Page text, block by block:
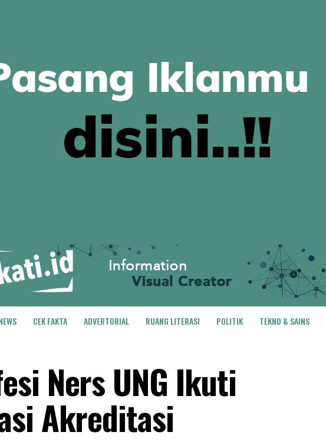
CEK FAKTA ADVERTORIAL RUANG LITERASI POLITIK TEKNO & SAINS
Ners UNG Ikuti
Akreditasi